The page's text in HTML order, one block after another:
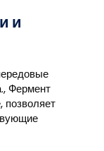
и
Фермент
позволяет